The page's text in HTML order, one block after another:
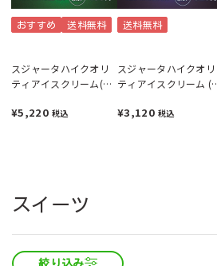
おすすめ 送料無料
スジャータハイクオリ
ティアイスクリーム(12
※月曜不可》
¥5,220 税込
送料無料
スジャータハイクオリ
ティアイスクリーム (6
※月曜不可》
¥3,120 税込
スイーツ
絞り込み